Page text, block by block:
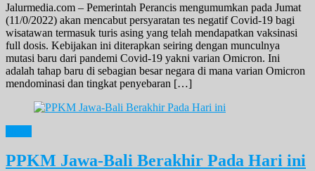
Jalurmedia.com – Pemerintah Perancis mengumumkan pada Jumat
(11/0/2022) akan mencabut persyaratan tes negatif Covid-19 bagi
wisatawan termasuk turis asing yang telah mendapatkan vaksinasi
full dosis. Kebijakan ini diterapkan seiring dengan munculnya
mutasi baru dari pandemi Covid-19 yakni varian Omicron. Ini
adalah tahap baru di sebagian besar negara di mana varian Omicron
mendominasi dan tingkat penyebaran […]
PPKM Jawa-Bali Berakhir Pada Hari ini